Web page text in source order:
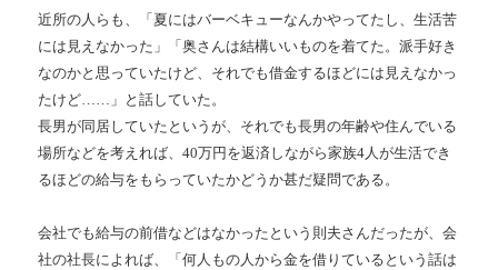
近所の人らも、「夏にはバーベキューなんかやってたし、生活苦
には見えなかった」「奥さんは結構いいものを着てた。派手好き
なのかと思っていたけど、それでも借金するほどには見えなかっ
たけど……」と話していた。
長男が同居していたというが、それでも長男の年齢や住んでいる
場所などを考えれば、40万円を返済しながら家族4人が生活でき
るほどの給与をもらっていたかどうか甚だ疑問である。
会社でも給与の前借などはなかったという則夫さんだったが、会
社の社長によれば、「何人もの人から金を借りているという話は